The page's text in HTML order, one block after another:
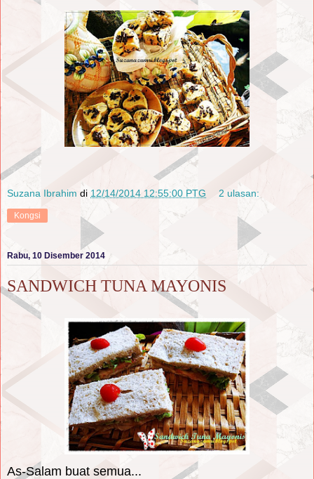
Suzana Ibrahim di 12/14/2014 12:55:00 PTG 2 ulasan:
Kongsi
Rabu, 10 Disember 2014
SANDWICH TUNA MAYONIS
As-Salam buat semua...